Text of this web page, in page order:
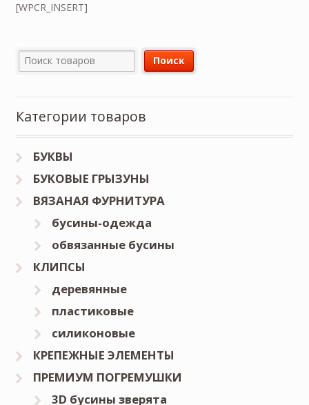
[WPCR_INSERT]
Категории товаров
БУКВЫ
БУКОВЫЕ ГРЫЗУНЫ
ВЯЗАНАЯ ФУРНИТУРА
бусины-одежда
обвязанные бусины
КЛИПСЫ
деревянные
пластиковые
силиконовые
КРЕПЕЖНЫЕ ЭЛЕМЕНТЫ
ПРЕМИУМ ПОГРЕМУШКИ
3D бусины зверята